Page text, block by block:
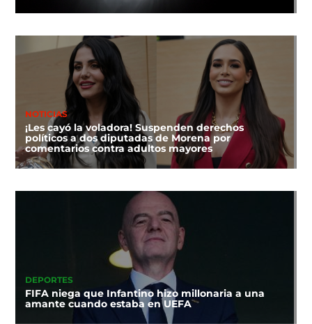
NOTICIAS
¡Les cayó la voladora! Suspenden derechos
políticos a dos diputadas de Morena por
comentarios contra adultos mayores
DEPORTES
FIFA niega que Infantino hizo millonaria a una
amante cuando estaba en UEFA